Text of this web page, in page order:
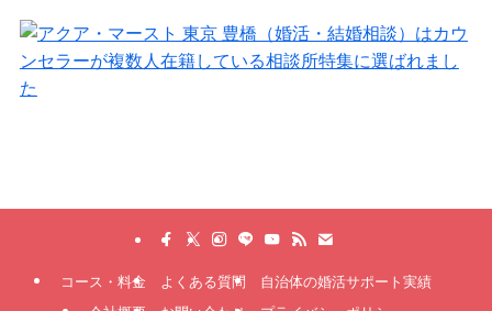
コース・料金 よくある質問
自治体の婚活サポート実績